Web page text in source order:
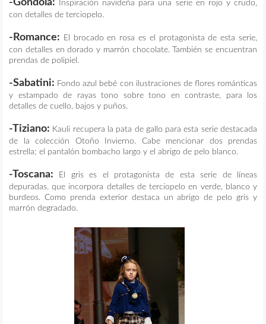
-Góndola: Inspiración navideña para una serie en rojo y crudo,
con detalles de terciopelo.
-Romance:
El brocado en rosa es el protagonista de esta serie,
con detalles en dorado y marrón chocolate. También se encuentran
prendas de polipiel.
-Sabatini: Fondo azul bebé con ilustraciones de flores románticas
y estampado de rayas tono sobre tono en contraste, para los
detalles de cuello, bajos y puños.
-Tiziano: Kauli recupera la pata de gallo para esta serie destacada
de la colección Otoño Invierno. Cabe mencionar dos prendas
estrella; el pantalón bombacho largo y el abrigo de pelo blanco.
-Toscana: El gris es el protagonista de esta serie de líneas
depuradas. que incorpora detalles de terciopelo en verde, blanco y
burdeos. Como prenda exterior destaca un abrigo de pelo gris y
marrón degradado.